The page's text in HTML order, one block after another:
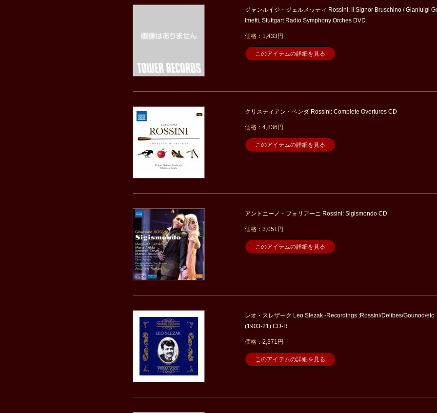
ジャンルイジ・ジェルメッティ Rossini: Il Signor Bruschino / Gianluigi
lmetti, Stuttgart Radio Symphony Orches DVD
価格：1,433円
このアイテムの詳細を見る
クリスティアン・ベンダ Rossini: Complete Overtures CD
価格：4,836円
このアイテムの詳細を見る
アントニーノ・フォリアーニ Rossini: Sigismondo CD
価格：3,051円
このアイテムの詳細を見る
レオ・スレザーク Leo Slezak -Recordings :Rossini/Delibes/Gounod/etc
(1903-21) CD-R
価格：2,371円
このアイテムの詳細を見る